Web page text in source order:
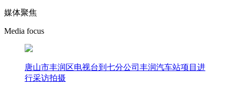
媒体聚焦
Media focus
唐山市丰润区电视台到七分公司丰润汽车站项目进
行采访拍摄